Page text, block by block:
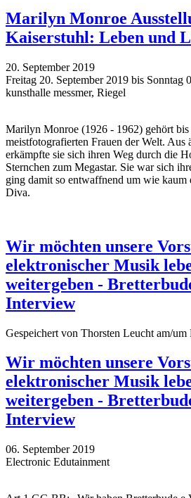
Marilyn Monroe
Kaiserstuhl: Leben und
20. September 2019
Freitag 20. September 2019 bis Sonntag
kunsthalle messmer, Riegel
Marilyn Monroe (1926 - 1962) gehört bis
meistfotografierten Frauen der Welt. Aus
erkämpfte sie sich ihren Weg durch die
Sternchen zum Megastar. Sie war sich
ging damit so entwaffnend um wie
Diva.
Wir möchten unsere
elektronischer Musik
weitergeben -
Interview
Gespeichert von Thorsten Leucht am/um
Wir möchten unsere
elektronischer Musik
weitergeben -
Interview
06. September 2019
Electronic Edutainment